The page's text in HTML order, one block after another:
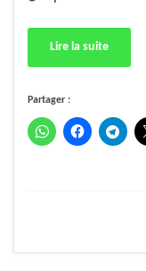
Lire la suite
Partager :